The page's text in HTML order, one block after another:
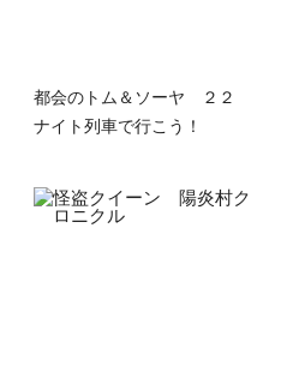
都会のトム＆ソーヤ ２２
ナイト列車で行こう！